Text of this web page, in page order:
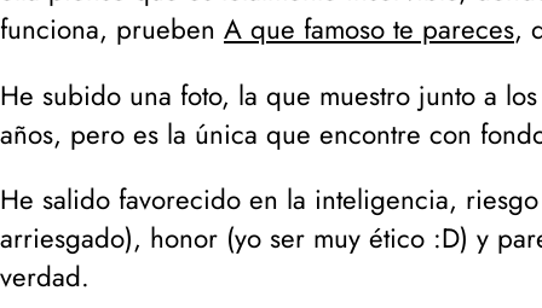
funciona, prueben A que famoso te pareces,
He subido una foto, la que muestro junto a
años, pero es la única que encontre con
He salido favorecido en la inteligencia,
arriesgado), honor (yo ser muy ético :D) y
verdad.